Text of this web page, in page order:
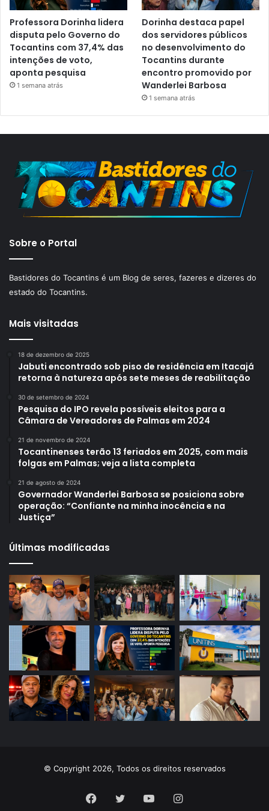
Professora Dorinha lidera
disputa pelo Governo do
Tocantins com 37,4% das
intenções de voto,
aponta pesquisa
1 semana atrás
Dorinha destaca papel
dos servidores públicos
no desenvolvimento do
Tocantins durante
encontro promovido por
Wanderlei Barbosa
1 semana atrás
Sobre o Portal
Bastidores do Tocantins é um Blog de seres, fazeres e dizeres do
estado do Tocantins.
Mais visitadas
18 de dezembro de 2025
Jabuti encontrado sob piso de residência em Itacajá
retorna à natureza após sete meses de reabilitação
30 de setembro de 2024
Pesquisa do IPO revela possíveis eleitos para a
Câmara de Vereadores de Palmas em 2024
21 de novembro de 2024
Tocantinenses terão 13 feriados em 2025, com mais
folgas em Palmas; veja a lista completa
21 de agosto de 2024
Governador Wanderlei Barbosa se posiciona sobre
operação: “Confiante na minha inocência e na
Justiça”
Últimas modificadas
© Copyright 2026, Todos os direitos reservados
Facebook
Twitter YouTubeInstagram